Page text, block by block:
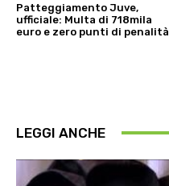
Patteggiamento Juve,
ufficiale: Multa di 718mila
euro e zero punti di penalità
LEGGI ANCHE